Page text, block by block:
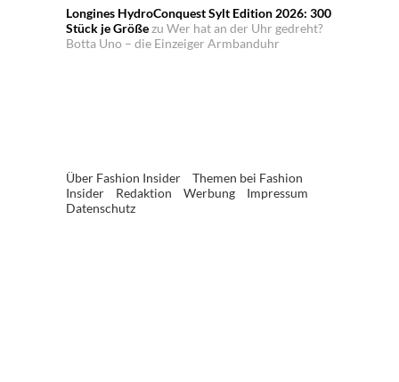
Longines HydroConquest Sylt Edition 2026: 300
Stück je Größezu Wer hat an der Uhr gedreht?
Botta Uno – die Einzeiger Armbanduhr
Über Fashion Insider
Themen bei Fashion
Insider
Redaktion Werbung
Impressum
Datenschutz